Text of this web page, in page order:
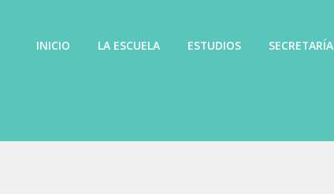
INICIO LA ESCUELA ESTUDIOS SECRETARÍA